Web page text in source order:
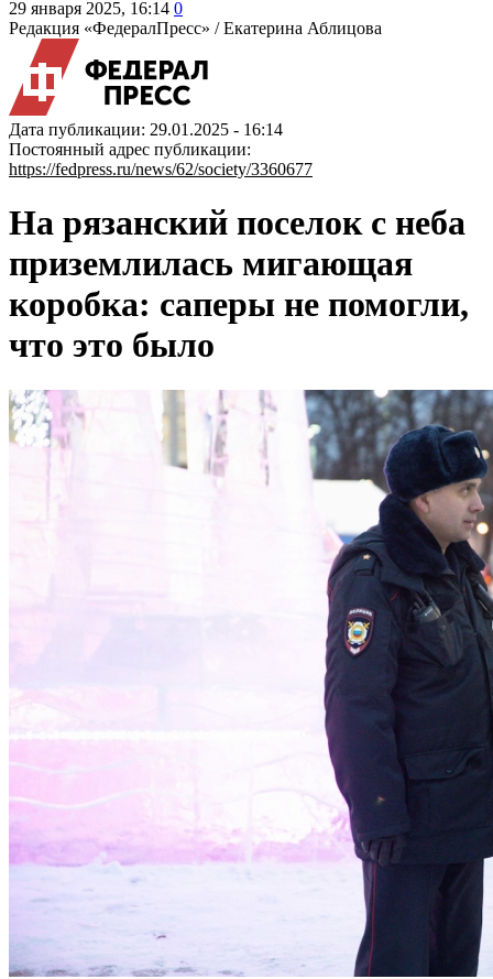
29 января 2025, 16:14 0
Редакция «ФедералПресс» /Екатерина Аблицова
Дата публикации: 29.01.2025 - 16:14
Постоянный адрес публикации:
https://fedpress.ru/news/62/society/3360677
На рязанский поселок с неба
приземлилась мигающая
коробка: саперы не помогли,
что это было